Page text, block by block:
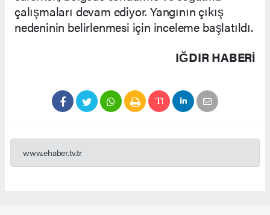
çalışmaları devam ediyor. Yangının çıkış
nedeninin belirlenmesi için inceleme başlatıldı.
IĞDIR HABERİ
www.ehaber.tv.tr